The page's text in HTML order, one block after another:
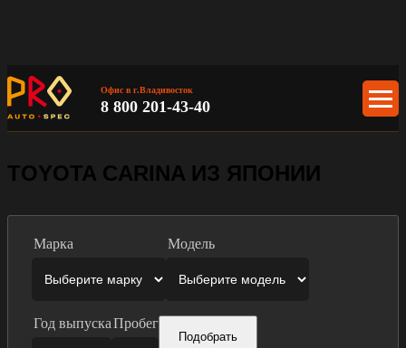
Офис в г.Владивосток
8 800 201-43-40
TOYOTA CARINA ИЗ ЯПОНИИ
Марка Модель
Год выпускаПробег
Подобрать